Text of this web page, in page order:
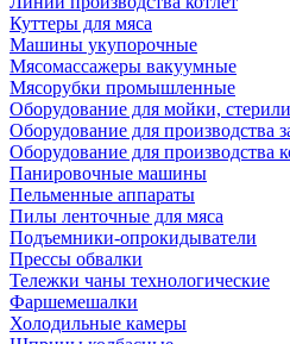
Куттеры для мяса
Машины укупорочные
Мясомассажеры вакуумные
Мясорубки промышленные
Оборудование для мойки,
Оборудование для производства
Оборудование для производства
Панировочные машины
Пельменные аппараты
Пилы ленточные для мяса
Подъемники-опрокидыватели
Прессы обвалки
Тележки чаны технологические
Фаршемешалки
Холодильные камеры